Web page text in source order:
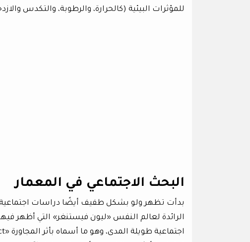
للمؤثرات البيئية (كالحرارة، والرطوبة، والتكدس
البحث الاجتماعي في المعمار
بدأت تظهر ولو بشكل طفيف أيضًا دراسات اجتماعية
الرائدة لعالم النفس «ليون فيستنغر» التي أظهر